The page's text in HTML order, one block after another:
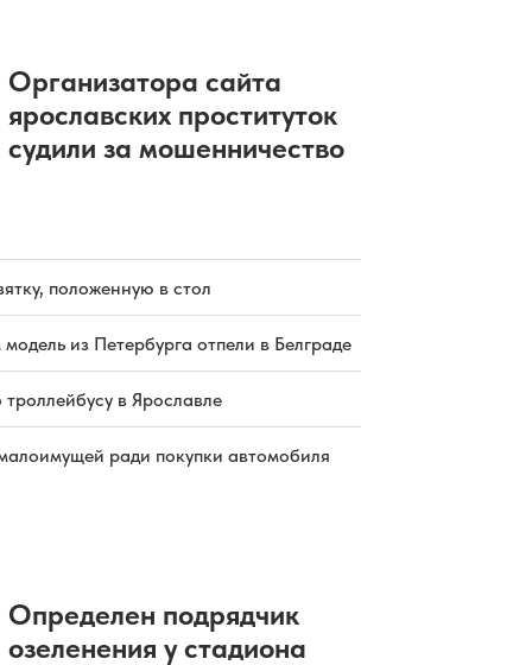
Организатора сайта
ярославских проституток
судили за мошенничество
положенную в стол
из Петербурга отпели в Белграде
троллейбусу в Ярославле
ради покупки автомобиля
Определен подрядчик
озеленения у стадиона